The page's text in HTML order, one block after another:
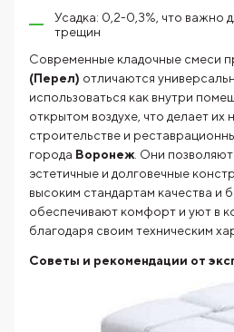
Усадка: 0,2-0,3%, что важно
трещин
Современные кладочные смеси
(Перел) отличаются
использоваться как внутри
открытом воздухе, что делает их
строительстве и
города Воронеж . Они
эстетичные и долговечные
высоким стандартам качества и
обеспечивают комфорт и уют в
благодаря своим техническим
Советы и рекомендации от